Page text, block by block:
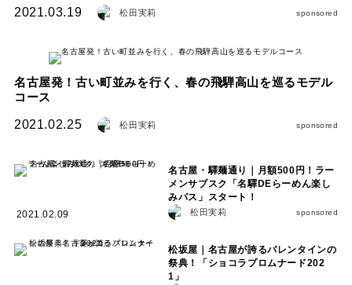
2021.03.19 松田実莉 sponsored
名古屋発！古い町並みを行く、春の飛騨高山を巡るモデル
コース
2021.02.25 松田実莉 sponsored
2021.02.09
名古屋・驛麺通り｜月額500円！ラー
メンサブスク「名驛DEらーめん楽し
みパス」スタート！
松田実莉 sponsored
松坂屋｜名古屋が誇るバレンタインの
祭典！「ショコラプロムナード202
1」